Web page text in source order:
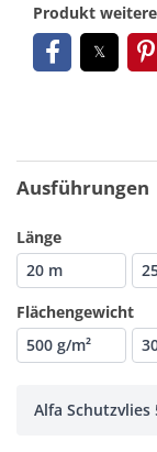
Produkt
Ausführungen
Länge
20 m
Flächengewicht
500 g/m²
Alfa Schutzvlies